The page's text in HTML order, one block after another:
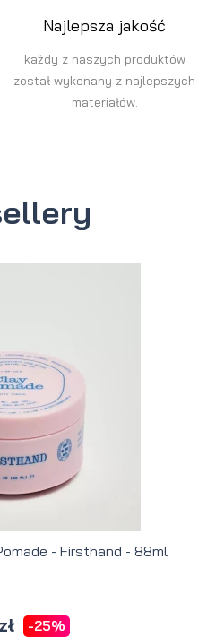
Najlepsza jakość
każdy z naszych produktów
został wykonany z najlepszych
materiałów.
- Firsthand - 88ml
-25%